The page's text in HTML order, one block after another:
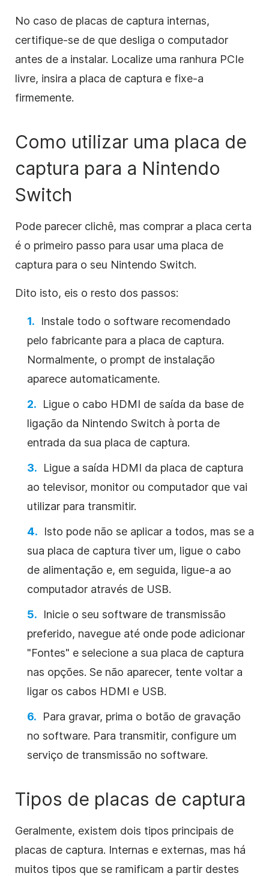
No caso de placas de captura internas,
certifique-se de que desliga o computador
antes de a instalar. Localize uma ranhura PCIe
livre, insira a placa de captura e fixe-a
firmemente.
Como utilizar uma placa de
captura para a Nintendo
Switch
Pode parecer clichê, mas comprar a placa certa
é o primeiro passo para usar uma placa de
captura para o seu Nintendo Switch.
Dito isto, eis o resto dos passos:
Instale todo o software recomendado
pelo fabricante para a placa de captura.
Normalmente, o prompt de instalação
aparece automaticamente.
Ligue o cabo HDMI de saída da base de
ligação da Nintendo Switch à porta de
entrada da sua placa de captura.
Ligue a saída HDMI da placa de captura
ao televisor, monitor ou computador que vai
utilizar para transmitir.
Isto pode não se aplicar a todos, mas se a
sua placa de captura tiver um, ligue o cabo
de alimentação e, em seguida, ligue-a ao
computador através de USB.
Inicie o seu software de transmissão
preferido, navegue até onde pode adicionar
"Fontes" e selecione a sua placa de captura
nas opções. Se não aparecer, tente voltar a
ligar os cabos HDMI e USB.
Para gravar, prima o botão de gravação
no software. Para transmitir, configure um
serviço de transmissão no software.
Tipos de placas de captura
Geralmente, existem dois tipos principais de
placas de captura. Internas e externas, mas há
muitos tipos que se ramificam a partir destes